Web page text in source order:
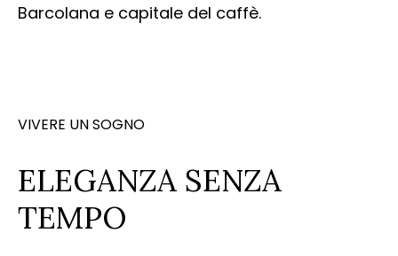
Barcolana e capitale del caffè.
VIVERE UN SOGNO
ELEGANZA SENZA
TEMPO